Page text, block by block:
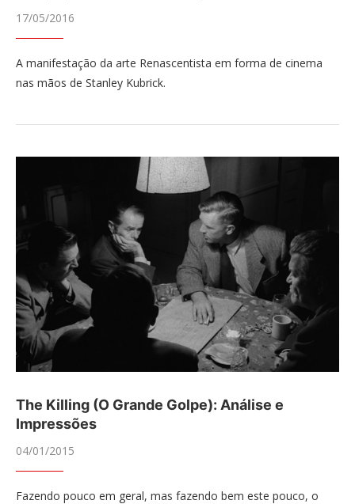
17/05/2016
A manifestação da arte Renascentista em forma de cinema
nas mãos de Stanley Kubrick.
The Killing (O Grande Golpe): Análise e
Impressões
04/01/2015
Fazendo pouco em geral, mas fazendo bem este pouco, o